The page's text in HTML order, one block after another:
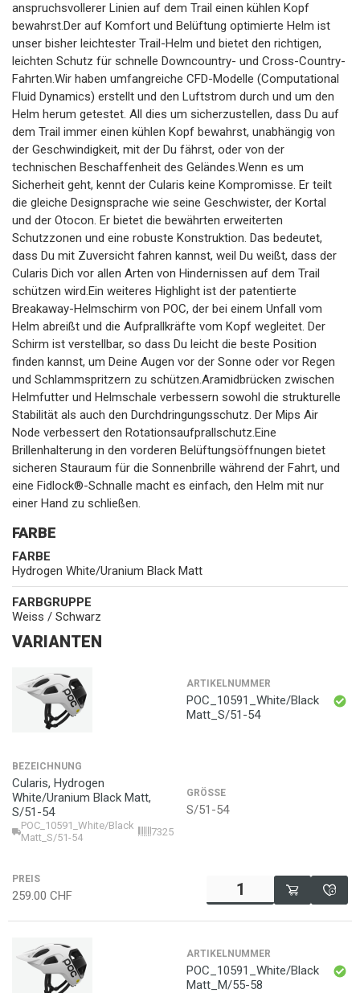
anspruchsvollerer Linien auf dem Trail einen kühlen Kopf
bewahrst.Der auf Komfort und Belüftung optimierte Helm ist
unser bisher leichtester Trail-Helm und bietet den richtigen,
leichten Schutz für schnelle Downcountry- und Cross-Country-
Fahrten.Wir haben umfangreiche CFD-Modelle (Computational
Fluid Dynamics) erstellt und den Luftstrom durch und um den
Helm herum getestet. All dies um sicherzustellen, dass Du auf
dem Trail immer einen kühlen Kopf bewahrst, unabhängig von
der Geschwindigkeit, mit der Du fährst, oder von der
technischen Beschaffenheit des Geländes.Wenn es um
Sicherheit geht, kennt der Cularis keine Kompromisse. Er teilt
die gleiche Designsprache wie seine Geschwister, der Kortal
und der Otocon. Er bietet die bewährten erweiterten
Schutzzonen und eine robuste Konstruktion. Das bedeutet,
dass Du mit Zuversicht fahren kannst, weil Du weißt, dass der
Cularis Dich vor allen Arten von Hindernissen auf dem Trail
schützen wird.Ein weiteres Highlight ist der patentierte
Breakaway-Helmschirm von POC, der bei einem Unfall vom
Helm abreißt und die Aufprallkräfte vom Kopf wegleitet. Der
Schirm ist verstellbar, so dass Du leicht die beste Position
finden kannst, um Deine Augen vor der Sonne oder vor Regen
und Schlammspritzern zu schützen.Aramidbrücken zwischen
Helmfutter und Helmschale verbessern sowohl die strukturelle
Stabilität als auch den Durchdringungsschutz. Der Mips Air
Node verbessert den Rotationsaufprallschutz.Eine
Brillenhalterung in den vorderen Belüftungsöffnungen bietet
sicheren Stauraum für die Sonnenbrille während der Fahrt, und
eine Fidlock®-Schnalle macht es einfach, den Helm mit nur
einer Hand zu schließen.
FARBE
FARBE
Hydrogen White/Uranium Black Matt
FARBGRUPPE
Weiss / Schwarz
VARIANTEN
ARTIKELNUMMER
POC_10591_White/Black
Matt_S/51-54
BEZEICHNUNG
Cularis, Hydrogen
White/Uranium Black Matt,
S/51-54
POC_10591_White/Black
Matt_S/51-54
7325549840393
GRÖSSE
S/51-54
PREIS
259.00 CHF
ARTIKELNUMMER
POC_10591_White/Black
Matt_M/55-58